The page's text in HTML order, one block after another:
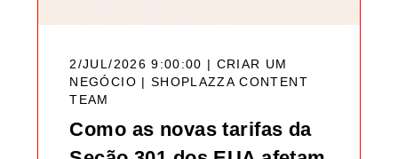
2/JUL/2026 9:00:00 | CRIAR UM
NEGÓCIO | SHOPLAZZA CONTENT
TEAM
Como as novas tarifas da